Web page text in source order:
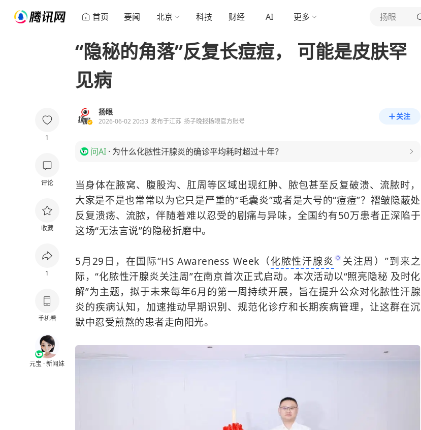
首页 要闻 北京 科技 财经 AI 更多 扬眼
1
评论
收藏
1
手机看
元宝 · 新闻妹
“隐秘的角落”反复长痘痘， 可能是皮肤罕
见病
扬眼
2026-06-02 20:53 发布于江苏 扬子晚报扬眼官方账号
关注
问AI · 为什么化脓性汗腺炎的确诊平均耗时超过十年？
当身体在腋窝、腹股沟、肛周等区域出现红肿、脓包甚至反复破溃、流脓时，
大家是不是也常常以为它只是严重的“毛囊炎”或者是大号的“痘痘”？褶皱隐蔽处
反复溃疡、流脓，伴随着难以忍受的剧痛与异味，全国约有50万患者正深陷于
这场“无法言说”的隐秘折磨中。
5月29日，在国际“HS Awareness Week（化脓性汗腺炎
关注周）”到来之
际，“化脓性汗腺炎关注周”在南京首次正式启动。本次活动以“照亮隐秘 及时化
解”为主题，拟于未来每年6月的第一周持续开展，旨在提升公众对化脓性汗腺
炎的疾病认知，加速推动早期识别、规范化诊疗和长期疾病管理，让这群在沉
默中忍受煎熬的患者走向阳光。